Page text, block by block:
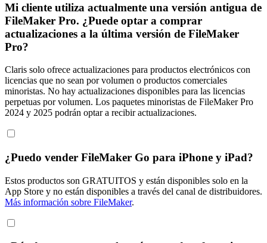
Mi cliente utiliza actualmente una versión antigua de
FileMaker Pro. ¿Puede optar a comprar
actualizaciones a la última versión de FileMaker
Pro?
Claris solo ofrece actualizaciones para productos electrónicos con
licencias que no sean por volumen o productos comerciales
minoristas. No hay actualizaciones disponibles para las licencias
perpetuas por volumen. Los paquetes minoristas de FileMaker Pro
2024 y 2025 podrán optar a recibir actualizaciones.
¿Puedo vender FileMaker Go para iPhone y iPad?
Estos productos son GRATUITOS y están disponibles solo en la
App Store y no están disponibles a través del canal de distribuidores.
Más información sobre FileMaker.